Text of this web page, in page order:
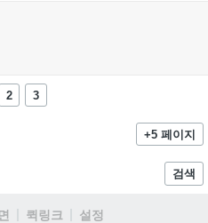
2 3
+5 페이지
검색
퀵링크
설정